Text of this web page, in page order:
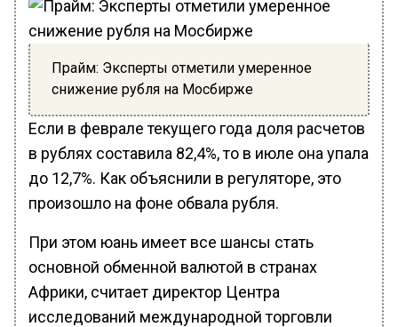
Прайм: Эксперты отметили умеренное
снижение рубля на Мосбирже
Если в феврале текущего года доля расчетов
в рублях составила 82,4%, то в июле она упала
до 12,7%. Как объяснили в регуляторе, это
произошло на фоне обвала рубля.
При этом юань имеет все шансы стать
основной обменной валютой в странах
Африки, считает директор Центра
исследований международной торговли